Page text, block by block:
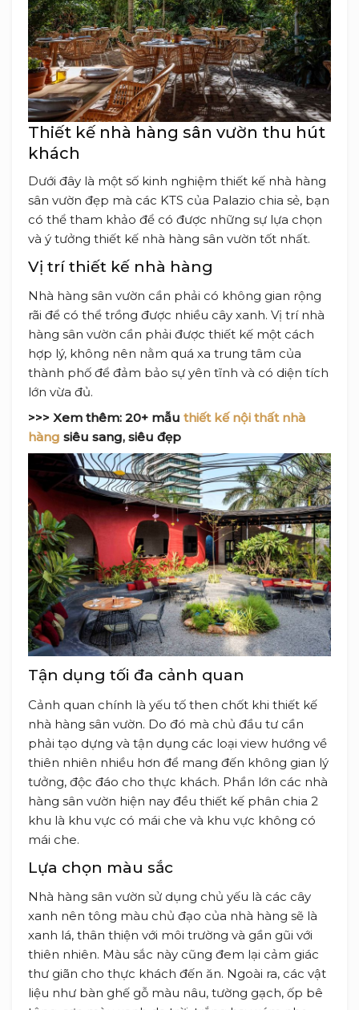
Thiết kế nhà hàng sân vườn thu hút
khách
Dưới đây là một số kinh nghiệm thiết kế nhà hàng
sân vườn đẹp mà các KTS của Palazio chia sẻ, bạn
có thể tham khảo để có được những sự lựa chọn
và ý tưởng thiết kế nhà hàng sân vườn tốt nhất.
Vị trí thiết kế nhà hàng
Nhà hàng sân vườn cần phải có không gian rộng
rãi để có thể trồng được nhiều cây xanh. Vị trí nhà
hàng sân vườn cần phải được thiết kế một cách
hợp lý, không nên nằm quá xa trung tâm của
thành phố để đảm bảo sự yên tĩnh và có diện tích
lớn vừa đủ.
>>> Xem thêm: 20+ mẫu thiết kế nội thất nhà
hàng siêu sang, siêu đẹp
Tận dụng tối đa cảnh quan
Cảnh quan chính là yếu tố then chốt khi thiết kế
nhà hàng sân vườn. Do đó mà chủ đầu tư cần
phải tạo dựng và tận dụng các loại view hướng về
thiên nhiên nhiều hơn để mang đến không gian lý
tưởng, độc đáo cho thực khách. Phần lớn các nhà
hàng sân vườn hiện nay đều thiết kế phân chia 2
khu là khu vực có mái che và khu vực không có
mái che.
Lựa chọn màu sắc
Nhà hàng sân vườn sử dụng chủ yếu là các cây
xanh nên tông màu chủ đạo của nhà hàng sẽ là
xanh lá, thân thiện với môi trường và gần gũi với
thiên nhiên. Màu sắc này cũng đem lại cảm giác
thư giãn cho thực khách đến ăn. Ngoài ra, các vật
liệu như bàn ghế gỗ màu nâu, tường gạch, ốp bê